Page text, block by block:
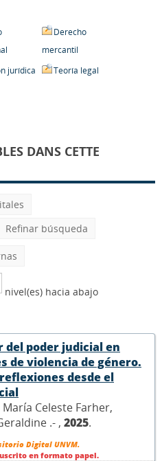
Derecho
mercantil
jurídica Teoría legal
DANS CETTE
Refinar búsqueda
nivel(es) hacia abajo
del poder judicial en
de violencia de género.
desde el
Celeste Farher,
.- , 2025.
Digital UNVM.
en formato papel.